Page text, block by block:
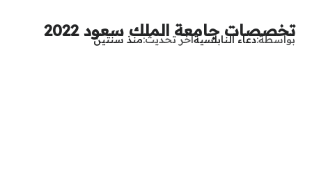
تخصصات جامعة الملك سعود 2022
بواسطةدعاء النابلسيةآخر تحديثمنذ سنتين